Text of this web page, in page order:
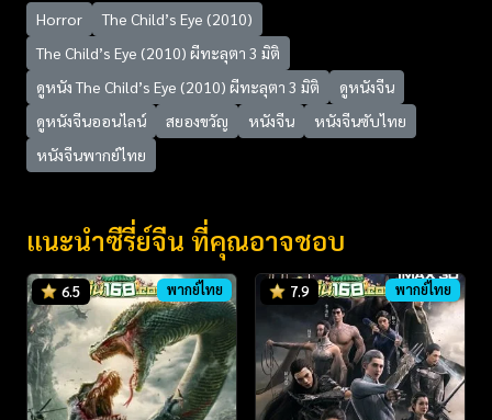
Horror
The Child’s Eye (2010)
The Child’s Eye (2010) ผีทะลุตา 3 มิติ
ดูหนัง The Child’s Eye (2010) ผีทะลุตา 3 มิติ
ดูหนังจีน
ดูหนังจีนออนไลน์
สยองขวัญ หนังจีน
หนังจีนซับไทย
หนังจีนพากย์ไทย
แนะนำซีรี่ย์จีน ที่คุณอาจชอบ
6.5 พากย์ไทย 7.9 พากย์ไทย